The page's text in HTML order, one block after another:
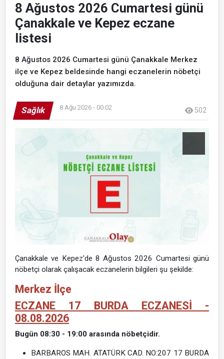
8 Ağustos 2026 Cumartesi günü
Çanakkale ve Kepez eczane
listesi
8 Ağustos 2026 Cumartesi günü Çanakkale Merkez
ilçe ve Kepez beldesinde hangi eczanelerin nöbetçi
olduğuna dair detaylar yazımızda.
Sağlık 8 Ağu 2026 - 00:02 502
Çanakkale ve Kepez'de 8 Ağustos 2026 Cumartesi günü
nöbetçi olarak çalışacak eczanelerin bilgileri şu şekilde:
Merkez İlçe
ECZANE 17 BURDA ECZANESİ -
08.08.2026
Bugün 08:30 - 19:00 arasında nöbetçidir.
BARBAROS MAH. ATATÜRK CAD. NO:207 17 BURDA